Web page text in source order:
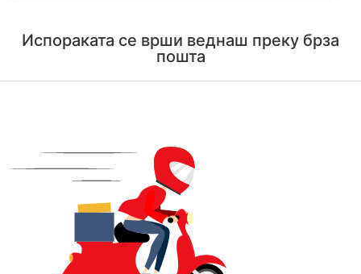
Испораката се врши веднаш преку брза
пошта